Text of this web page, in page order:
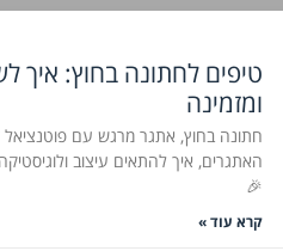
טיפים לחתונה בחוץ: איך
ומזמינה
חתונה בחוץ, אתגר מרגש עם פוטנציאל
האתגרים, איך להתאים עיצוב
🎉
קרא עוד »